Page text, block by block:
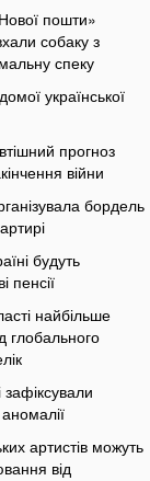
пошти»
собаку з
спеку
української
прогноз
війни
бордель
будуть
пенсії
найбільше
глобального
зафіксували
артистів можуть
від